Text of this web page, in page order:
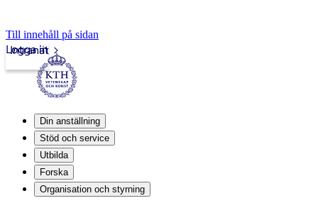
Till innehåll på sidan
Intranät
Logga in
Din anställning
Stöd och service
Utbilda
Forska
Organisation och styrning